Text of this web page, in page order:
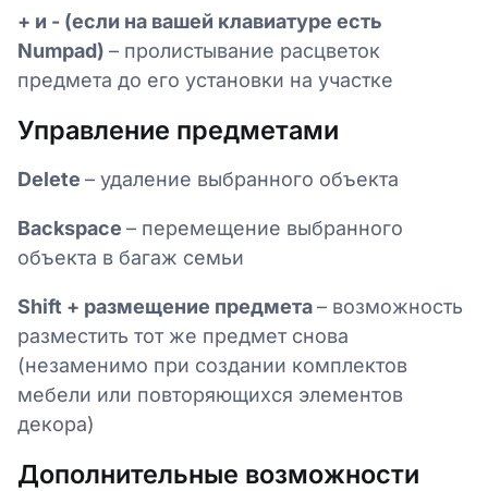
+ и - (если на вашей клавиатуре есть
Numpad) – пролистывание расцветок
предмета до его установки на участке
Управление предметами
Delete – удаление выбранного объекта
Backspace – перемещение выбранного
объекта в багаж семьи
Shift + размещение предмета– возможность
разместить тот же предмет снова
(незаменимо при создании комплектов
мебели или повторяющихся элементов
декора)
Дополнительные возможности